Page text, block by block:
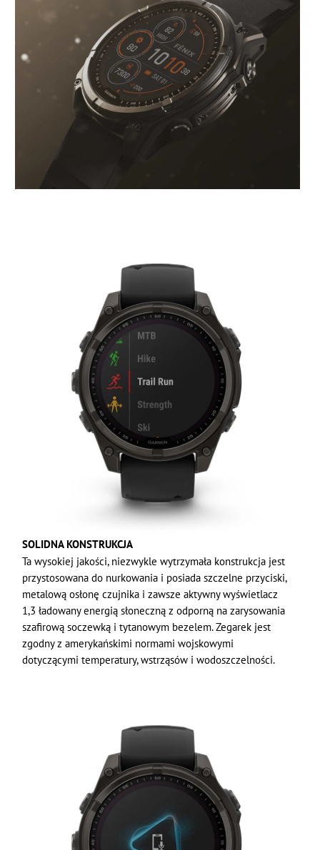
SOLIDNA KONSTRUKCJA
Ta wysokiej jakości, niezwykle wytrzymała konstrukcja jest
przystosowana do nurkowania i posiada szczelne przyciski,
metalową osłonę czujnika i zawsze aktywny wyświetlacz
1,3 ładowany energią słoneczną z odporną na zarysowania
szafirową soczewką i tytanowym bezelem. Zegarek jest
zgodny z amerykańskimi normami wojskowymi
dotyczącymi temperatury, wstrząsów i wodoszczelności.